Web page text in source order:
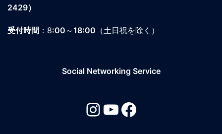
2429）
受付時間 ：8:00 ～18:00 （土日祝を除く）
Social Networking Service
Instagram
YouTube
Facebook